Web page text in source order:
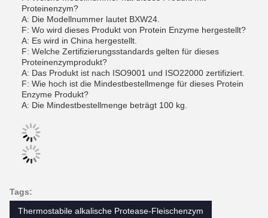
Proteinenzym?
A: Die Modellnummer lautet BXW24.
F: Wo wird dieses Produkt von Protein Enzyme hergestellt?
A: Es wird in China hergestellt.
F: Welche Zertifizierungsstandards gelten für dieses
Proteinenzymprodukt?
A: Das Produkt ist nach ISO9001 und ISO22000 zertifiziert.
F: Wie hoch ist die Mindestbestellmenge für dieses Protein
Enzyme Produkt?
A: Die Mindestbestellmenge beträgt 100 kg.
Tags:
Thermostabile alkalische Protease-Fleischenzym